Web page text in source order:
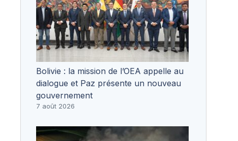
Bolivie : la mission de l’OEA appelle au
dialogue et Paz présente un nouveau
gouvernement
7 août 2026